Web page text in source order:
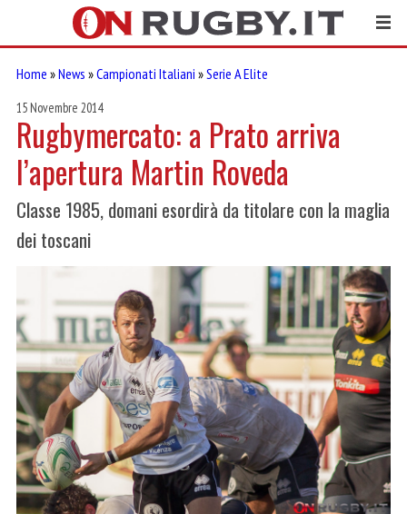
Home »News »Campionati Italiani »Serie A Elite
15 Novembre 2014
Rugbymercato: a Prato arriva
l’apertura Martin Roveda
Classe 1985, domani esordirà da titolare con la maglia
dei toscani